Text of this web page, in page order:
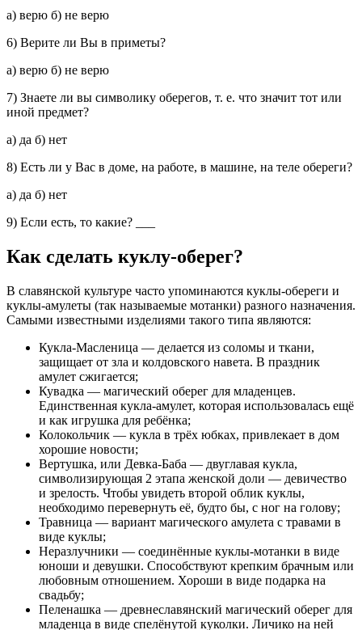
а) верю б) не верю
6) Верите ли Вы в приметы?
а) верю б) не верю
7) Знаете ли вы символику оберегов, т. е. что значит тот или
иной предмет?
а) да б) нет
8) Есть ли у Вас в доме, на работе, в машине, на теле обереги?
а) да б) нет
9) Если есть, то какие? ___
Как сделать куклу-оберег?
В славянской культуре часто упоминаются куклы-обереги и
куклы-амулеты (так называемые мотанки) разного назначения.
Самыми известными изделиями такого типа являются:
Кукла-Масленица — делается из соломы и ткани,
защищает от зла и колдовского навета. В праздник
амулет сжигается;
Кувадка — магический оберег для младенцев.
Единственная кукла-амулет, которая использовалась ещё
и как игрушка для ребёнка;
Колокольчик — кукла в трёх юбках, привлекает в дом
хорошие новости;
Вертушка, или Девка-Баба — двуглавая кукла,
символизирующая 2 этапа женской доли — девичество
и зрелость. Чтобы увидеть второй облик куклы,
необходимо перевернуть её, будто бы, с ног на голову;
Травница — вариант магического амулета с травами в
виде куклы;
Неразлучники — соединённые куклы-мотанки в виде
юноши и девушки. Способствуют крепким брачным или
любовным отношением. Хороши в виде подарка на
свадьбу;
Пеленашка — древнеславянский магический оберег для
младенца в виде спелёнутой куколки. Личико на ней